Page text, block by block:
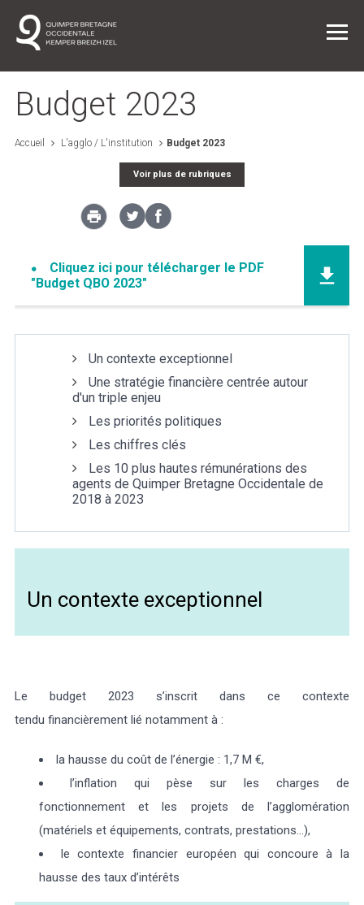
Vie quotidienne
Entreprendre dans l'agglo
L'agglo / L'institution
Projets
Météo/UV Webcam
Budget 2023
Accueil L'agglo / L'institution Budget 2023
Voir plus de rubriques
Cliquez ici pour télécharger le PDF
"Budget QBO 2023"
Un contexte exceptionnel
Une stratégie financière centrée autour
d'un triple enjeu
Les priorités politiques
Les chiffres clés
Les 10 plus hautes rémunérations des
agents de Quimper Bretagne Occidentale de
2018 à 2023
Un contexte exceptionnel
Le budget 2023 s’inscrit dans ce contexte
tendu financièrement lié notamment à :
la hausse du coût de l’énergie : 1,7 M €,
l’inflation qui pèse sur les charges de
fonctionnement et les projets de l’agglomération
(matériels et équipements, contrats, prestations…),
le contexte financier européen qui concoure à la
hausse des taux d’intérêts